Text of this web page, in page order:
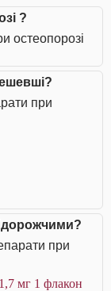
?
остеопорозі
при
при
мг 1 флакон